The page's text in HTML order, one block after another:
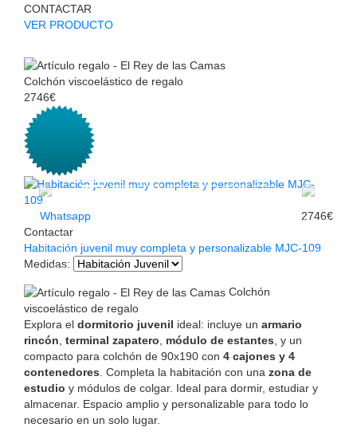
CONTACTAR
VER PRODUCTO
Colchón viscoelástico de regalo
2746€
Whatsapp
Contactar
2746€
Habitación juvenil muy completa y personalizable MJC-109
Medidas:
Colchón
viscoelástico de regalo
Explora el dormitorio juvenil ideal: incluye un armario
rincón, terminal zapatero, módulo de estantes, y un
compacto para colchón de 90x190 con 4 cajones y 4
contenedores. Completa la habitación con una zona de
estudio y módulos de colgar. Ideal para dormir, estudiar y
almacenar. Espacio amplio y personalizable para todo lo
necesario en un solo lugar.